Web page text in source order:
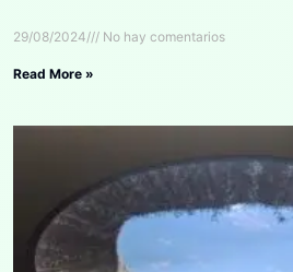
29/08/2024 No hay comentarios
Read More »